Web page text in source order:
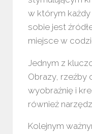
w którym
sobie jest
miejsce w
Jednym z
Obrazy, rzeźby
wyobraźnię i
również
Kolejnym